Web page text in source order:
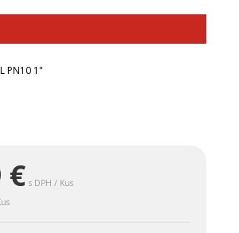
PN10 1"
€ s DPH / Kus